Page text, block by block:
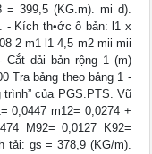
= 399,5 (KG.m). mi d).
- Kích th•ớc ô bản: l1 x
2 m1 l1 4,5 m2 mii mii
dải bản rộng 1 (m)
Tra bảng theo bảng 1 -
của PGS.PTS. Vũ
0,0447 m12= 0,0274 +
M92= 0,0127 K92=
tải: gs = 378,9 (KG/m).